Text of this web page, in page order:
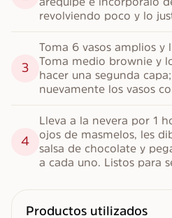
revolviendo poco y lo
3
Toma 6 vasos amplios y
Toma medio brownie y
hacer una segunda
nuevamente los vasos
4
Lleva a la nevera por 1
ojos de masmelos, les
salsa de chocolate y
a cada uno. Listos para
Productos utilizados